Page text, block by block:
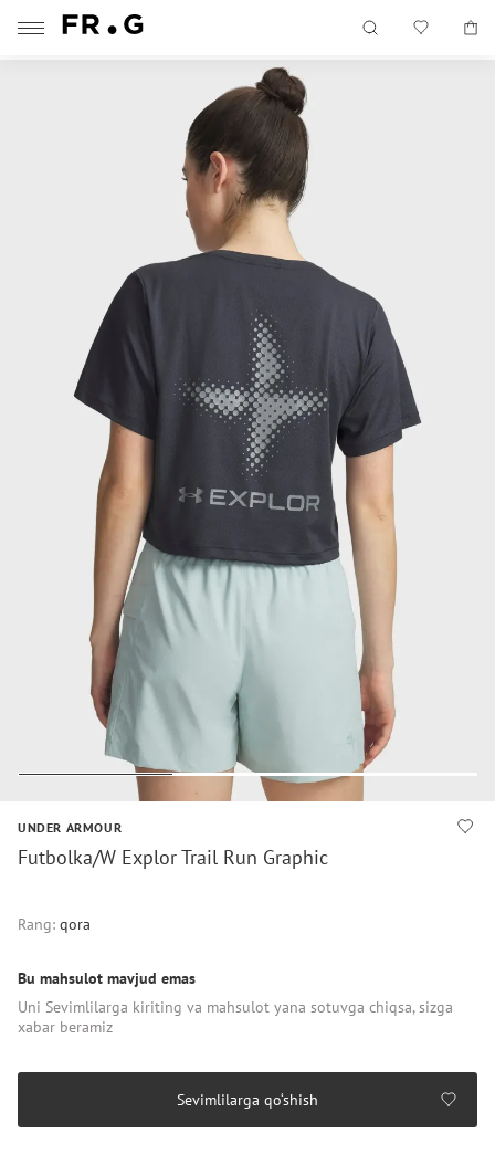
UNDER ARMOUR
Futbolka/W Explor Trail Run Graphic
Rang: qora
Bu mahsulot mavjud emas
Uni Sevimlilarga kiriting va mahsulot yana sotuvga chiqsa, sizga
xabar beramiz
Sevimlilarga qo‘shish